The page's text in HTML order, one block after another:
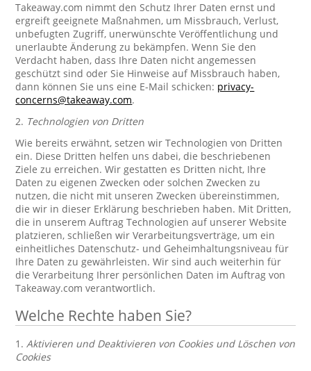
Takeaway.com nimmt den Schutz Ihrer Daten ernst und
ergreift geeignete Maßnahmen, um Missbrauch, Verlust,
unbefugten Zugriff, unerwünschte Veröffentlichung und
unerlaubte Änderung zu bekämpfen. Wenn Sie den
Verdacht haben, dass Ihre Daten nicht angemessen
geschützt sind oder Sie Hinweise auf Missbrauch haben,
dann können Sie uns eine E-Mail schicken: privacy-
concerns@takeaway.com.
2. Technologien von Dritten
Wie bereits erwähnt, setzen wir Technologien von Dritten
ein. Diese Dritten helfen uns dabei, die beschriebenen
Ziele zu erreichen. Wir gestatten es Dritten nicht, Ihre
Daten zu eigenen Zwecken oder solchen Zwecken zu
nutzen, die nicht mit unseren Zwecken übereinstimmen,
die wir in dieser Erklärung beschrieben haben. Mit Dritten,
die in unserem Auftrag Technologien auf unserer Website
platzieren, schließen wir Verarbeitungsverträge, um ein
einheitliches Datenschutz- und Geheimhaltungsniveau für
Ihre Daten zu gewährleisten. Wir sind auch weiterhin für
die Verarbeitung Ihrer persönlichen Daten im Auftrag von
Takeaway.com verantwortlich.
Welche Rechte haben Sie?
1.Aktivieren und Deaktivieren von Cookies und Löschen von
Cookies